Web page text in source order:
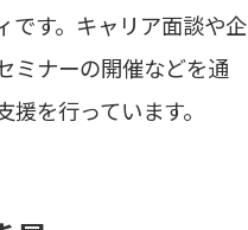
です。キャリア面談や企
ミナーの開催などを通
を行っています。